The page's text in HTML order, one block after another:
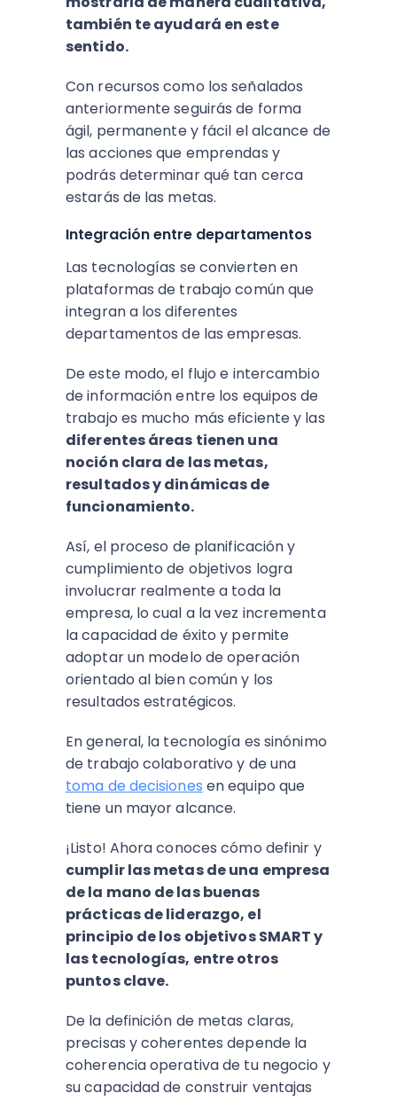
también te ayudará en este
sentido.
Con recursos como los señalados
anteriormente seguirás de forma
ágil, permanente y fácil el alcance de
las acciones que emprendas y
podrás determinar qué tan cerca
estarás de las metas.
Integración entre departamentos
Las tecnologías se convierten en
plataformas de trabajo común que
integran a los diferentes
departamentos de las empresas.
De este modo, el flujo e intercambio
de información entre los equipos de
trabajo es mucho más eficiente y las
diferentes áreas tienen una
noción clara de las metas,
resultados y dinámicas de
funcionamiento.
Así, el proceso de planificación y
cumplimiento de objetivos logra
involucrar realmente a toda la
empresa, lo cual a la vez incrementa
la capacidad de éxito y permite
adoptar un modelo de operación
orientado al bien común y los
resultados estratégicos.
En general, la tecnología es sinónimo
de trabajo colaborativo y de una
toma de decisiones en equipo que
tiene un mayor alcance.
¡Listo! Ahora conoces cómo definir y
cumplir las metas de una empresa
de la mano de las buenas
prácticas de liderazgo, el
principio de los objetivos SMART y
las tecnologías, entre otros
puntos clave.
De la definición de metas claras,
precisas y coherentes depende la
coherencia operativa de tu negocio y
su capacidad de construir ventajas